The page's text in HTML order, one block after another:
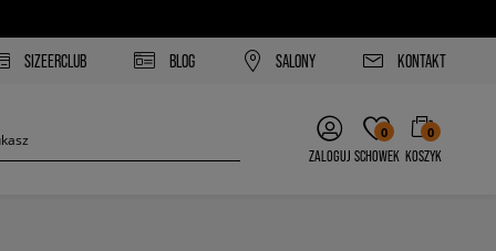
SIZEERCLUB BLOG SALONY KONTAKT
ZALOGUJ
0
SCHOWEK
0
KOSZYK